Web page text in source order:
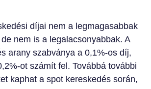
díjai nem a legmagasabbak
nem is a legalacsonyabbak. A
arany szabványa a 0,1%-os díj,
ot számít fel. Továbbá további
kaphat a spot kereskedés során,